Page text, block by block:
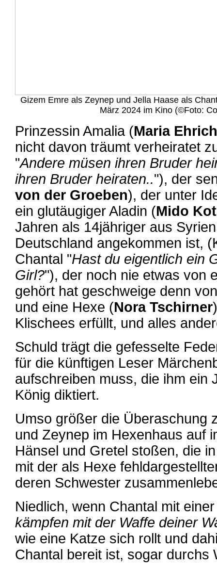
Gizem Emre als Zeynep und Jella Haase als
März 2024 im Kino (©Foto:
Prinzessin Amalia (Maria Ehrich
nicht davon träumt verheiratet
"Andere müsen ihren Bruder
ihren Bruder heiraten.."), der
von der Groeben), der unter
ein glutäugiger Aladin (Mido
Jahren als 14jähriger aus
Deutschland angekommen ist,
Chantal "Hast du eigentlich ein
Girl?"), der noch nie etwas von
gehört hat geschweige denn
und eine Hexe (Nora Tschirner
Klischees erfüllt, und alles
Schuld trägt die gefesselte
für die künftigen Leser
aufschreiben muss, die ihm ein
König diktiert.
Umso größer die Überaschung
und Zeynep im Hexenhaus auf
Hänsel und Gretel stoßen, die
mit der als Hexe
deren Schwester
Niedlich, wenn Chantal mit
kämpfen mit der Waffe deiner
wie eine Katze sich rollt und
Chantal bereit ist, sogar durchs